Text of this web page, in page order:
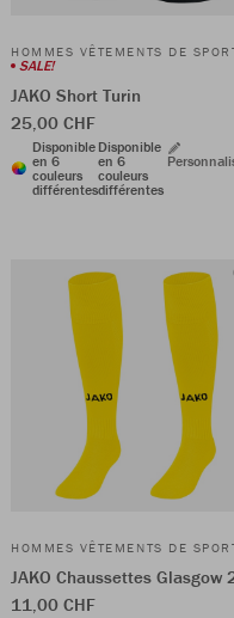
HOMMES VÊTEMENTS DE
SALE!
JAKO Short Turin
25,00 CHF
Disponible
en 6
couleurs
différentes
Disponible
en 6
couleurs
différentes
HOMMES VÊTEMENTS DE
JAKO Chaussettes Glasgow
11,00 CHF